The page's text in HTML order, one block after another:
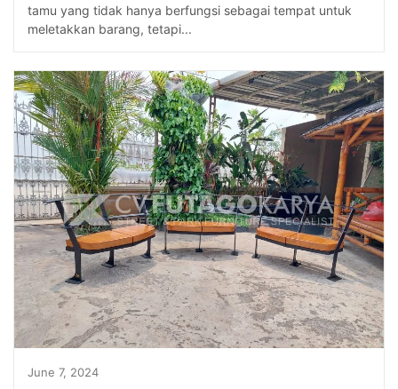
tamu yang tidak hanya berfungsi sebagai tempat untuk
meletakkan barang, tetapi...
June 7, 2024